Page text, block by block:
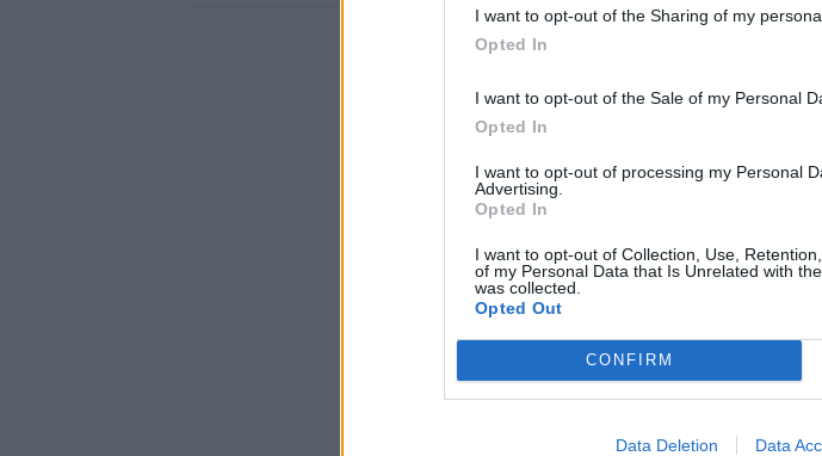
I want to opt-out of the Sharing of my
Opted In
I want to opt-out of the Sale of my Personal
Opted In
I want to opt-out of processing my Personal
Advertising.
Opted In
I want to opt-out of Collection, Use,
of my Personal Data that Is Unrelated with
was collected.
Opted Out
CONFIRM
Data Deletion Data